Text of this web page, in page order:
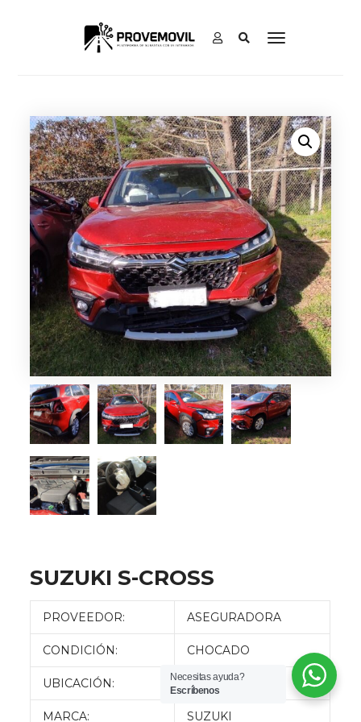
SUZUKI S-CROSS
PROVEEDOR: ASEGURADORA
CONDICIÓN: CHOCADO
UBICACIÓN: QUITO
MARCA: SUZUKI
Necesitas ayuda?
Escríbenos